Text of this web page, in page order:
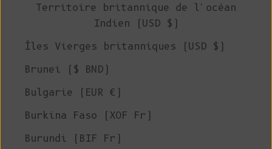
Territoire britannique de l'océan
Indien (USD $)
Îles Vierges britanniques (USD $)
Brunei ($ BND)
Bulgarie (EUR €)
Burkina Faso (XOF Fr)
Burundi (BIF Fr)